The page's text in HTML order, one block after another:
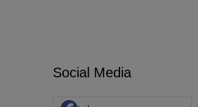
Social Media